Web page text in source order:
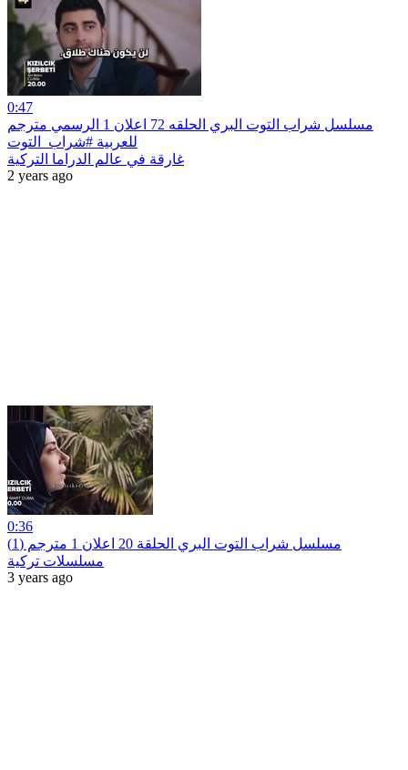
0:47
مسلسل شراب التوت البري الحلقه 72 اعلان 1 الرسمي مترجم
للعربية #شراب_التوت
غارقة في عالم الدراما التركية
2 years ago
0:36
مسلسل شراب التوت البري الحلقة 20 اعلان 1 مترجم (1)
مسلسلات تركية
3 years ago